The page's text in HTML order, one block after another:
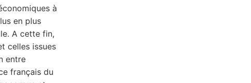
à
en plus
A cette fin,
celles issues
entre
français du